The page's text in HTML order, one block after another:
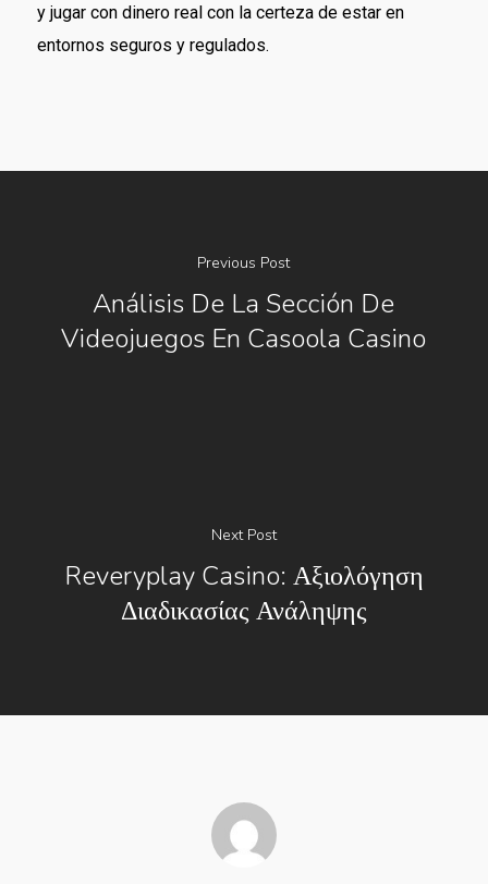
y jugar con dinero real con la certeza de estar en
entornos seguros y regulados.
Previous Post
Análisis De La Sección De
Videojuegos En Casoola Casino
Next Post
Reveryplay Casino: Αξιολόγηση
Διαδικασίας Ανάληψης